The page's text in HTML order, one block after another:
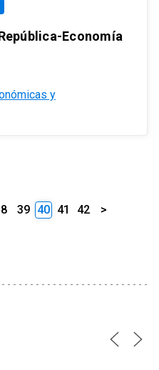
Economía
y
39 40 41 42 >